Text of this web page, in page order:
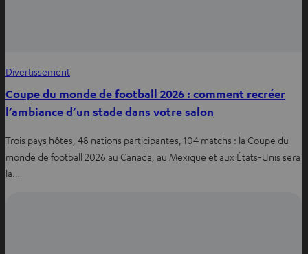
Divertissement
Coupe du monde de football 2026 : comment recréer
l’ambiance d’un stade dans votre salon
Trois pays hôtes, 48 nations participantes, 104 matchs : la Coupe du
monde de football 2026 au Canada, au Mexique et aux États-Unis sera
la…